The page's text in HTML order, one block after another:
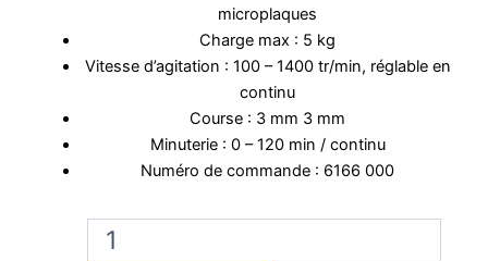
microplaques
Charge max : 5 kg
Vitesse d’agitation : 100 – 1400 tr/min, réglable en
continu
Course : 3 mm 3 mm
Minuterie : 0 – 120 min / continu
Numéro de commande : 6166 000
quantité